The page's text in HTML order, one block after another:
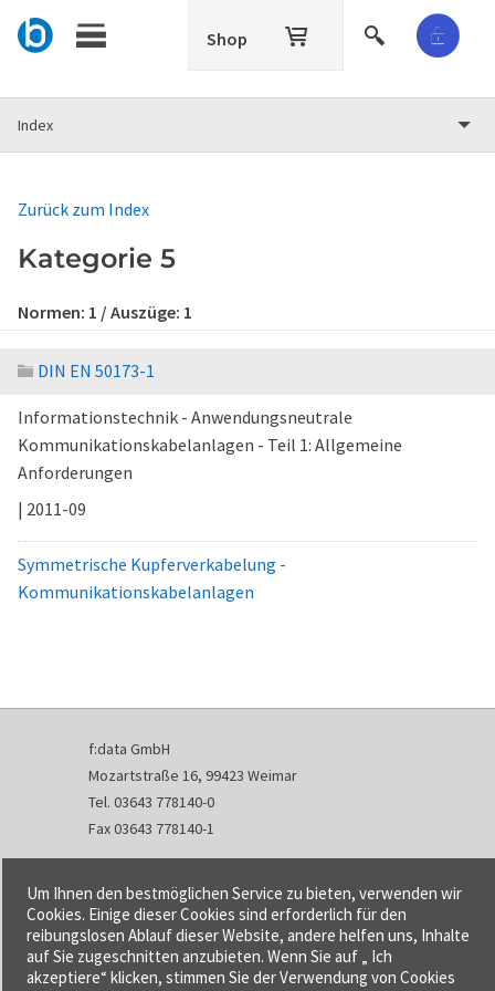
Shop
Index
Zurück zum Index
Kategorie 5
Normen: 1 / Auszüge: 1
DIN EN 50173-1
Informationstechnik - Anwendungsneutrale
Kommunikationskabelanlagen - Teil 1: Allgemeine
Anforderungen
| 2011-09
Symmetrische Kupferverkabelung -
Kommunikationskabelanlagen
f:data GmbH
Mozartstraße 16, 99423 Weimar
Tel. 03643 778140-0
Fax 03643 778140-1
info@fdata.de
Kontakt
Impressum
Datenschutzerklärung
Um Ihnen den bestmöglichen Service zu bieten, verwenden wir
Cookies. Einige dieser Cookies sind erforderlich für den
reibungslosen Ablauf dieser Website, andere helfen uns, Inhalte
auf Sie zugeschnitten anzubieten. Wenn Sie auf „ Ich
akzeptiere“ klicken, stimmen Sie der Verwendung von Cookies